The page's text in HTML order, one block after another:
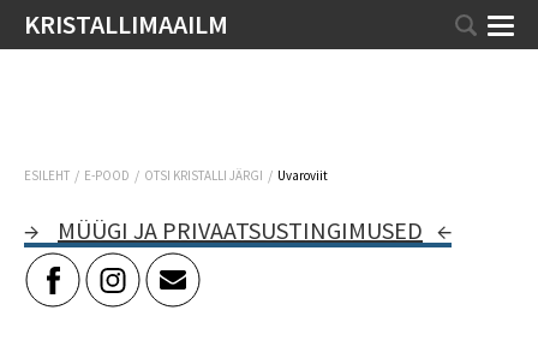
KRISTALLIMAAILM
ESILEHT / E-POOD / OTSI KRISTALLI JÄRGI / Uvaroviit
→ MÜÜGI JA PRIVAATSUSTINGIMUSED ←